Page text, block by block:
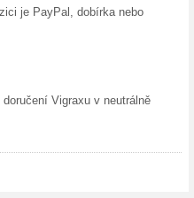
záleží na
o
kteří